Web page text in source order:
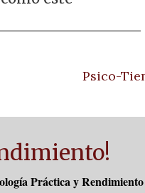
Psico-
Práctica y